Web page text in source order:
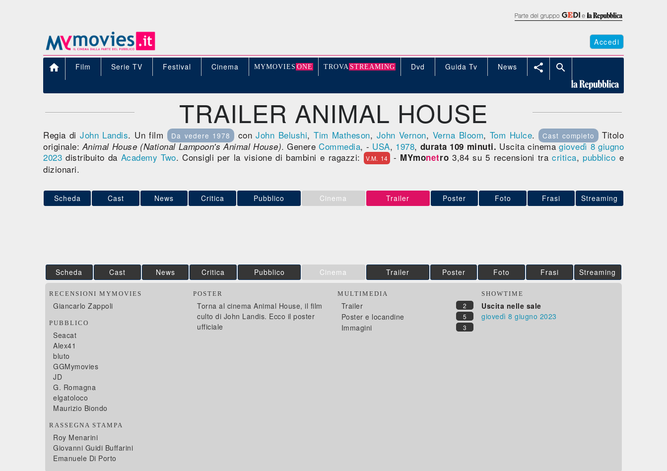
Accedi
 Film Serie TV Festival Cinema MYMOVIE S ONE TROVA STREAMING Dvd Guida Tv News  
TRAILER ANIMAL HOUSE
Regia diJohn Landis. Un film Da vedere 1978 conJohn Belushi,Tim Matheson, John Vernon, Verna Bloom, Tom Hulce. Cast completo Titolo
originale:Animal House (National Lampoon's Animal House). GenereCommedia, - USA, 1978, durata 109 minuti. Uscita cinemagiovedì 8 giugno
2023 distribuito da Academy Two. Consigli per la visione di bambini e ragazzi: V.M. 14 - MYmonetro 3,84 su 5 recensioni tracritica, pubblico e
dizionari.
Scheda Cast News Critica Pubblico Cinema Trailer Poster Foto Frasi Streaming
Scheda Cast News Critica Pubblico Cinema Trailer Poster Foto Frasi Streaming
RECENSIONI MYMOVIES
Giancarlo Zappoli
PUBBLICO
Seacat
Alex41
bluto
GGMymovies
JD
G. Romagna
elgatoloco
Maurizio Biondo
RASSEGNA STAMPA
Roy Menarini
Giovanni Guidi Buffarini
Emanuele Di Porto
POSTER
Torna al cinema Animal House, il film
culto di John Landis. Ecco il poster
ufficiale
MULTIMEDIA
2
Trailer
5
Poster e locandine
3
Immagini
SHOWTIME
Uscita nelle sale
giovedì 8 giugno 2023